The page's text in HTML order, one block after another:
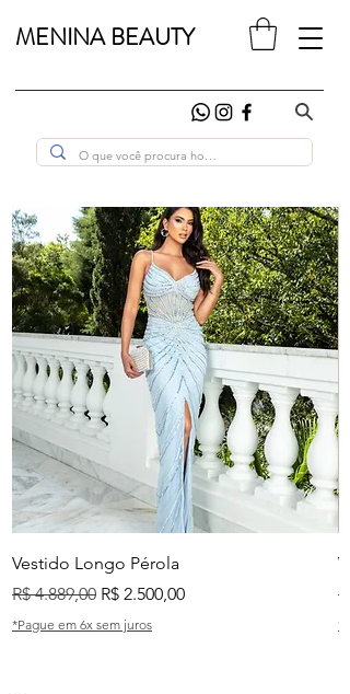
MENINA BEAUTY
Vestido Longo Pérola
Preço normal
R$ 4.889,00 Preço promocional
R$ 2.500,00
*Pague em 6x sem juros